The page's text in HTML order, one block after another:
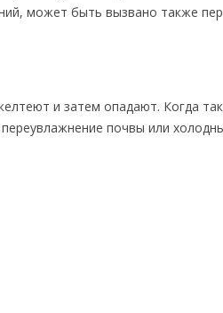
может быть вызвано также
и затем опадают. Когда
почвы или